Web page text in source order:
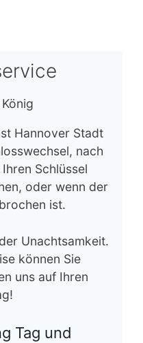
Hannover Stadt
nach
Schlüssel
oder wenn der
ist.
Unachtsamkeit.
können Sie
uns auf Ihren
Tag und